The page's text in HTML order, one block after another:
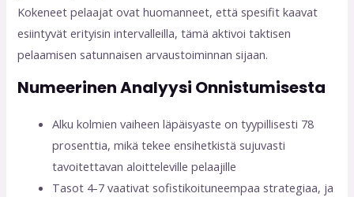
Kokeneet pelaajat ovat huomanneet, että spesifit kaavat
esiintyvät erityisin intervalleilla, tämä aktivoi taktisen
pelaamisen satunnaisen arvaustoiminnan sijaan.
Numeerinen Analyysi Onnistumisesta
Alku kolmien vaiheen läpäisyaste on tyypillisesti 78
prosenttia, mikä tekee ensihetkistä sujuvasti
tavoitettavan aloitteleville pelaajille
Tasot 4-7 vaativat sofistikoituneempaa strategiaa, ja